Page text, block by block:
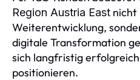
Region Austria East nicht
Weiterentwicklung,
digitale Transformation
sich langfristig
positionieren.